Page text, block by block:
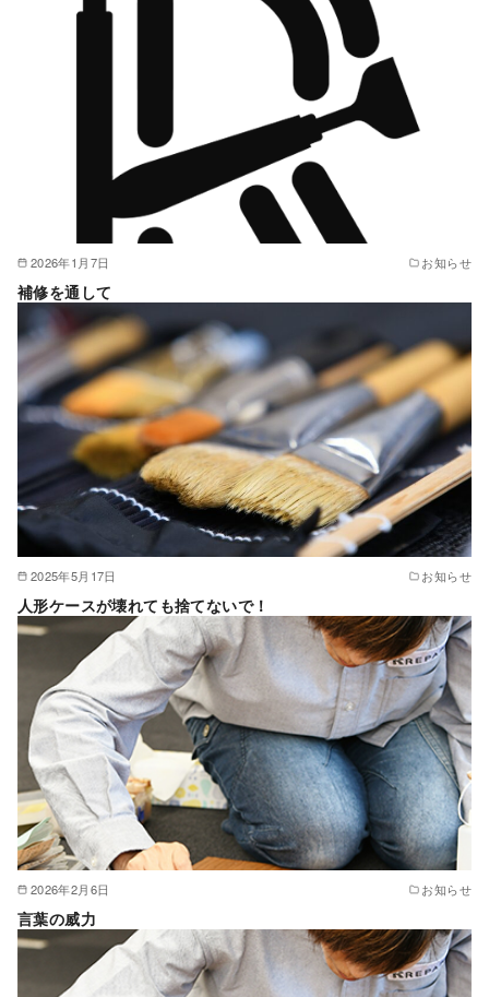
2026年1月7日 お知らせ
補修を通して
2025年5月17日 お知らせ
人形ケースが壊れても捨てないで！
2026年2月6日 お知らせ
言葉の威力